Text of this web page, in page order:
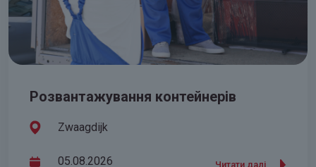
Розвантажування контейнерів
Zwaagdijk
05.08.2026 Читати далі